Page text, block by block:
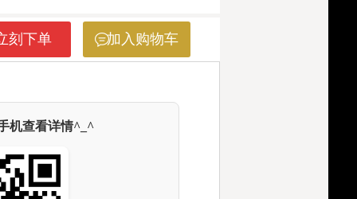
加入购物车
刻下单
机查看详情^_^